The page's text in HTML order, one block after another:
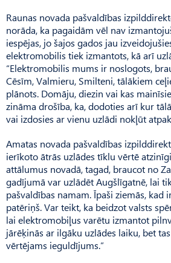
Raunas novada pašvaldības
norāda, ka pagaidām vēl nav
iespējas, jo šajos gados jau
elektromobilis tiek izmantots, kā arī
“Elektromobilis mums ir noslogots,
Cēsīm, Valmieru, Smilteni, tālākiem
plānots. Domāju, diezin vai kas
zināma drošība, ka, dodoties arī kur
vai izdosies ar vienu uzlādi nokļūt
Amatas novada pašvaldības
ierīkoto ātrās uzlādes tīklu vērtē
attālumus novadā, tagad, braucot no
gadījumā var uzlādēt Augšlīgatnē, lai
pašvaldības namam. Īpaši ziemās, kad
patēriņš. Var teikt, ka beidzot valsts
lai elektromobiļus varētu izmantot
jārēķinās ar ilgāku uzlādes laiku, bet
vērtējams ieguldījums.”